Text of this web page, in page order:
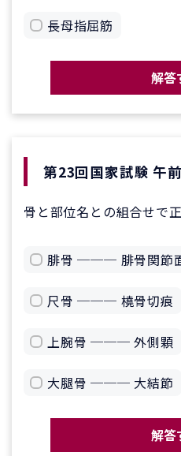
長母指屈筋
解答
第23回国家試験 午
骨と部位名との組合せで
腓骨 ─── 腓骨関節
尺骨 ─── 橈骨切痕
上腕骨 ─── 外側顆
大腿骨 ─── 大結節
解答